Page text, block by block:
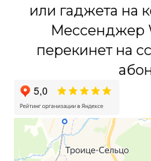
или гаджета на
Мессенджер
перекинет на